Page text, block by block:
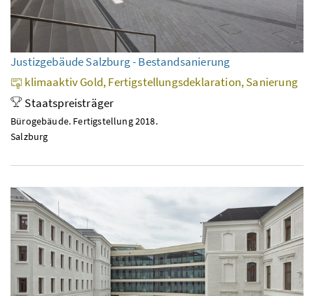
Justizgebäude Salzburg - Bestandsanierung
klimaaktiv Gold, Fertigstellungsdeklaration, Sanierung
Staatspreisträger
Bürogebäude. Fertigstellung 2018.
Salzburg